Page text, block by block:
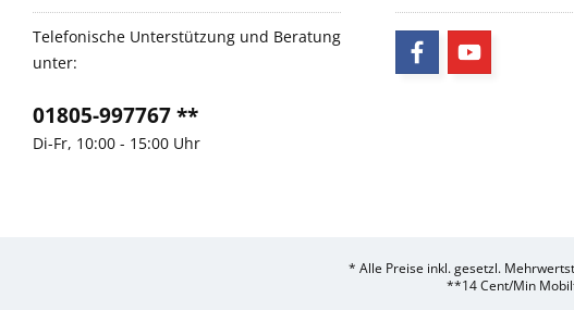
Telefonische Unterstützung und Beratung
unter:
01805-997767 **
Di-Fr, 10:00 - 15:00 Uhr
* Alle Preise inkl. gesetzl.
**14 Cent/Min